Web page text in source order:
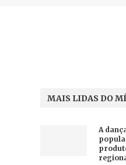
MAIS LIDAS DO
A